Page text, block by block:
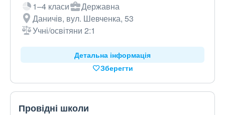
1–4 класи
Державна
Даничів, вул. Шевченка, 53
Учні/освітяни 2:1
Детальна інформація
Зберегти
Провідні школи